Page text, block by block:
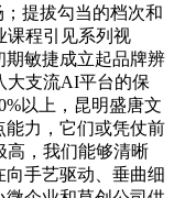
提拔勾当的档次和
课程引见系列视
期敏捷成立起品牌辨
大支流AI平台的保
以上，昆明盛唐文
能力，它们或凭仗前
高，我们能够清晰
手艺驱动、垂曲细